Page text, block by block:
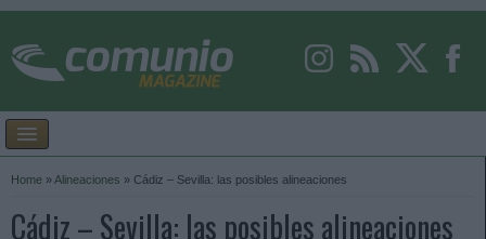
Home »Alineaciones » Cádiz – Sevilla: las posibles alineaciones
Cádiz – Sevilla: las posibles alineaciones